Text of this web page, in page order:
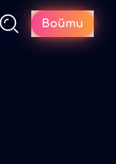
Войти